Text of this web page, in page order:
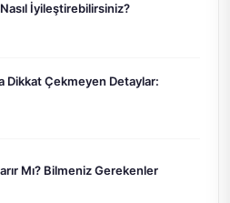
Nasıl İyileştirebilirsiniz?
Dikkat Çekmeyen Detaylar:
Mı? Bilmeniz Gerekenler